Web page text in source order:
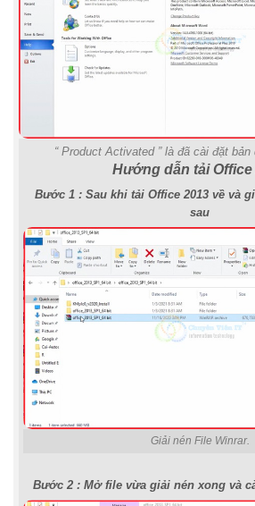
“ Product Activated ” là đã cài đặt
Hướng dẫn tải Office
Bước 1 : Sau khi tải Office 2013 về và
sau
Giải nén File Winrar.
Bước 2 : Mở file vừa giải nén xong và